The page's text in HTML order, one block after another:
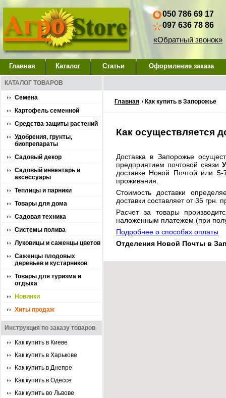
050 786 69 17
097 636 78 86
«Обратный звонок»
Главная Каталог Статьи Оформление заказа
КАТАЛОГ ТОВАРОВ
Семена
Картофель семенной
Средства защиты растений
Удобрения, грунты,
биопрепараты
Садовый декор
Садовый инвентарь и
аксессуары
Теплицы и парники
Товары для дома
Садовая техника
Системы полива
Луковицы и саженцы цветов
Саженцы плодовых
деревьев и кустарников
Товары для туризма и
отдыха
Новинки
Хиты продаж
Инструкция по заказу товаров
Как купить в Киеве
Как купить в Харькове
Как купить в Днепре
Как купить в Одессе
Как купить во Львове
Главная / Как купить в Запорожье
Как осуществляется
Доставка в Запорожье
предприятием почтовой связи
доставке Новой Почтой или
проживания.
Стоимость доставки
доставки составляет от 35 грн.
Расчет за товары
наложенным платежем (при
Подробнее о способах оплаты
Отделения Новой Почты в